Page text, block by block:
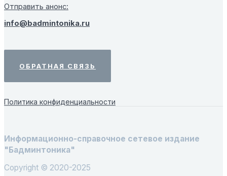
Отправить анонс:
info@badmintonika.ru
ОБРАТНАЯ СВЯЗЬ
Политика конфиденциальности
Информационно-справочное сетевое издание
"Бадминтоника"
Copyright © 2020-2025